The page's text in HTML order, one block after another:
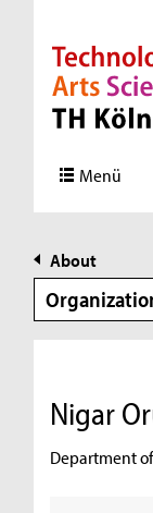
Direkt zur
Direkt zur
Direkt zum
Direkt zum
Menü
About
Nigar
Department